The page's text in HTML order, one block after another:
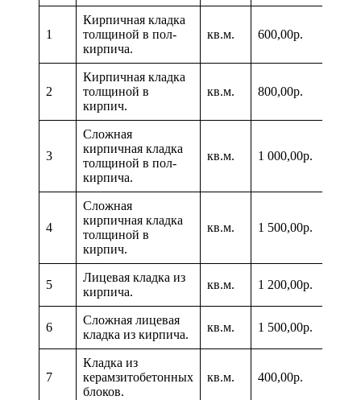
1
Кирпичная кладка
толщиной в пол-
кирпича.
кв.м. 600,00р.
2
Кирпичная кладка
толщиной в
кирпич.
кв.м. 800,00р.
3
Сложная
кирпичная кладка
толщиной в пол-
кирпича.
кв.м. 1 000,00р.
4
Сложная
кирпичная кладка
толщиной в
кирпич.
кв.м. 1 500,00р.
5
Лицевая кладка из
кирпича.
кв.м. 1 200,00р.
6
Сложная лицевая
кладка из кирпича.
кв.м. 1 500,00р.
7
Кладка из
керамзитобетонных
блоков.
кв.м. 400,00р.